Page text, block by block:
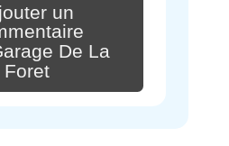
un
De La
Foret